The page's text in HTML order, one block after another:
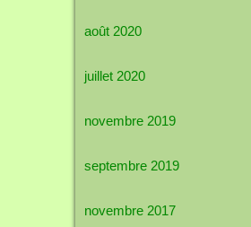
août 2020
juillet 2020
novembre 2019
septembre 2019
novembre 2017